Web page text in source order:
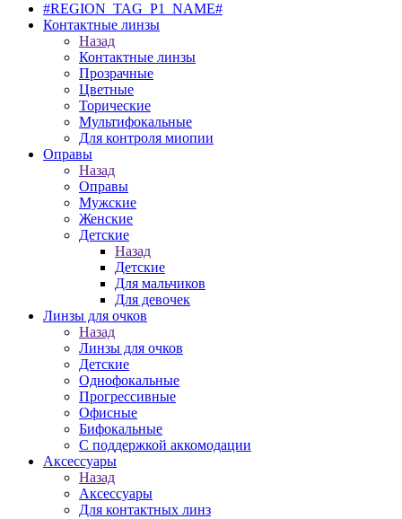
#REGION_TAG_P1_NAME#
Контактные линзы
Назад
Контактные линзы
Прозрачные
Цветные
Торические
Мультифокальные
Для контроля миопии
Оправы
Назад
Оправы
Мужские
Женские
Детские
Назад
Детские
Для мальчиков
Для девочек
Линзы для очков
Назад
Линзы для очков
Детские
Однофокальные
Прогрессивные
Офисные
Бифокальные
С поддержкой аккомодации
Аксессуары
Назад
Аксессуары
Для контактных линз